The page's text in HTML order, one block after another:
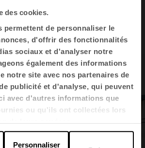
des cookies.
permettent de personnaliser le
d'offrir des fonctionnalités
sociaux et d'analyser notre
également des informations
notre site avec nos partenaires de
publicité et d'analyse, qui peuvent
avec d'autres informations que
ou qu'ils ont collectées lors
de leurs services.
Personnaliser